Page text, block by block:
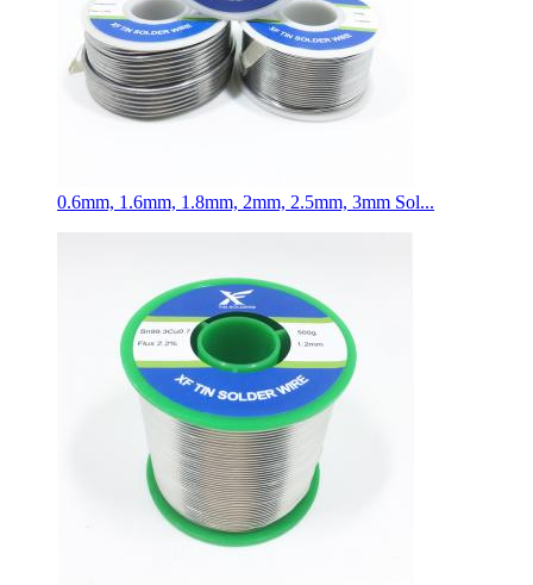
0.6mm, 1.6mm, 1.8mm, 2mm, 2.5mm, 3mm Sol...